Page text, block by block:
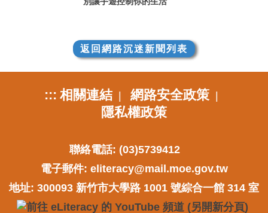
返回網路沉迷新聞列表
::: 相關連結| 網路安全政策|
隱私權政策
聯絡電話: (03)5739412
電子郵件: eliteracy@mail.moe.gov.tw
地址: 300093 新竹市大學路 1001 號綜合一館 314 室